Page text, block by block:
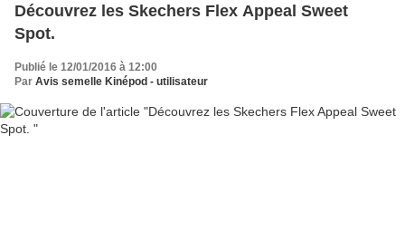
Découvrez les Skechers Flex Appeal Sweet
Spot.
Publié le 12/01/2016 à 12:00
Par Avis semelle Kinépod - utilisateur